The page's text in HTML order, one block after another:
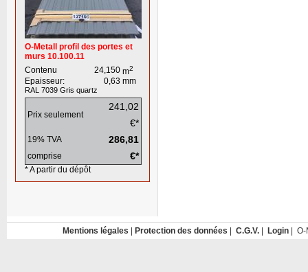
O-Metall profil des portes et
murs 10.100.11
Contenu
24,150 m2
Epaisseur: 0,63 mm
RAL 7039 Gris quartz
Prix seulement
241,02
€*
19% TVA
comprise
286,81
€*
* A partir du dépôt
Mentions légales Protection des données C.G.V. Login |